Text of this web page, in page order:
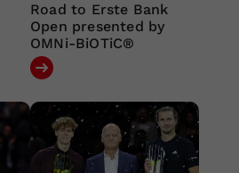
Road to Erste Bank
Open presented by
OMNi-BiOTiC®